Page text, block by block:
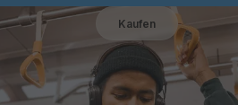
Kaufen